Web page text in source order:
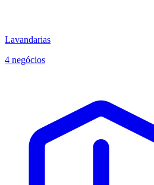
Lavandarias
4 negócios